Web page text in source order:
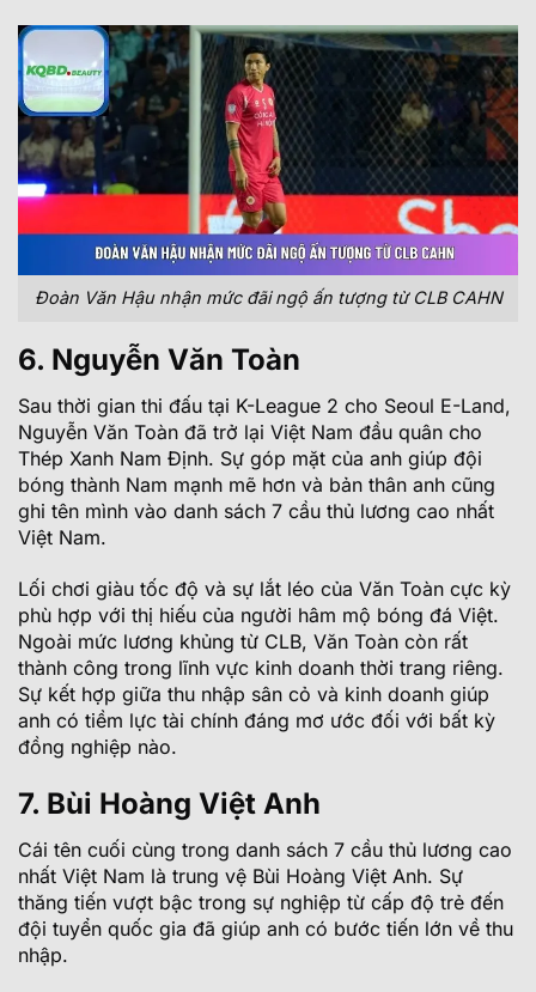
Đoàn Văn Hậu nhận mức đãi ngộ ấn tượng từ CLB CAHN
6. Nguyễn Văn Toàn
Sau thời gian thi đấu tại K-League 2 cho Seoul E-Land,
Nguyễn Văn Toàn đã trở lại Việt Nam đầu quân cho
Thép Xanh Nam Định. Sự góp mặt của anh giúp đội
bóng thành Nam mạnh mẽ hơn và bản thân anh cũng
ghi tên mình vào danh sách 7 cầu thủ lương cao nhất
Việt Nam.
Lối chơi giàu tốc độ và sự lắt léo của Văn Toàn cực kỳ
phù hợp với thị hiếu của người hâm mộ bóng đá Việt.
Ngoài mức lương khủng từ CLB, Văn Toàn còn rất
thành công trong lĩnh vực kinh doanh thời trang riêng.
Sự kết hợp giữa thu nhập sân cỏ và kinh doanh giúp
anh có tiềm lực tài chính đáng mơ ước đối với bất kỳ
đồng nghiệp nào.
7. Bùi Hoàng Việt Anh
Cái tên cuối cùng trong danh sách 7 cầu thủ lương cao
nhất Việt Nam là trung vệ Bùi Hoàng Việt Anh. Sự
thăng tiến vượt bậc trong sự nghiệp từ cấp độ trẻ đến
đội tuyển quốc gia đã giúp anh có bước tiến lớn về thu
nhập.